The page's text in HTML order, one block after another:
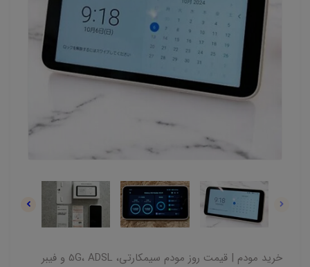
خرید مودم | قیمت روز مودم سیمکارتی، 5G، ADSL و فیبر